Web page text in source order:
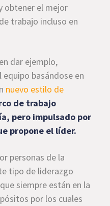
obtener el mejor
trabajo incluso en
dar ejemplo,
basándose en
nuevo estilo de
de trabajo
pero impulsado por
propone el líder.
personas de la
tipo de liderazgo
siempre están en la
por los cuales